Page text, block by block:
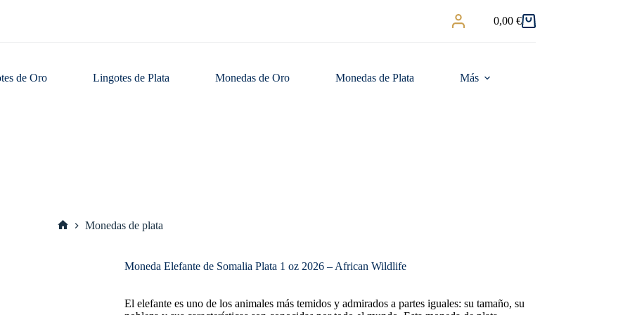
Carro
0,00 €
de Oro Lingotes de Plata Monedas de Oro Monedas de Plata Más
Monedas de plata
Moneda Elefante de Somalia Plata 1 oz 2026 – African Wildlife
El elefante es uno de los animales más temidos y admirados a partes iguales: su tamaño, su